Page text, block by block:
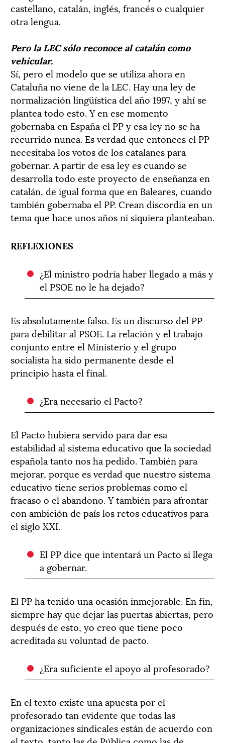
castellano, catalán, inglés, francés o cualquier
otra lengua.
Pero la LEC sólo reconoce al catalán como
vehicular.
Sí, pero el modelo que se utiliza ahora en
Cataluña no viene de la LEC. Hay una ley de
normalización lingüística del año 1997, y ahí se
plantea todo esto. Y en ese momento
gobernaba en España el PP y esa ley no se ha
recurrido nunca. Es verdad que entonces el PP
necesitaba los votos de los catalanes para
gobernar. A partir de esa ley es cuando se
desarrolla todo este proyecto de enseñanza en
catalán, de igual forma que en Baleares, cuando
también gobernaba el PP. Crean discordia en un
tema que hace unos años ni siquiera planteaban.
REFLEXIONES
¿El ministro podría haber llegado a más y
el PSOE no le ha dejado?
Es absolutamente falso. Es un discurso del PP
para debilitar al PSOE. La relación y el trabajo
conjunto entre el Ministerio y el grupo
socialista ha sido permanente desde el
principio hasta el final.
¿Era necesario el Pacto?
El Pacto hubiera servido para dar esa
estabilidad al sistema educativo que la sociedad
española tanto nos ha pedido. También para
mejorar, porque es verdad que nuestro sistema
educativo tiene serios problemas como el
fracaso o el abandono. Y también para afrontar
con ambición de país los retos educativos para
el siglo XXI.
El PP dice que intentará un Pacto si llega
a gobernar.
El PP ha tenido una ocasión inmejorable. En fin,
siempre hay que dejar las puertas abiertas, pero
después de esto, yo creo que tiene poco
acreditada su voluntad de pacto.
¿Era suficiente el apoyo al profesorado?
En el texto existe una apuesta por el
profesorado tan evidente que todas las
organizaciones sindicales están de acuerdo con